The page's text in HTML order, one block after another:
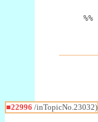
%%
■22996 /inTopicNo.23032)